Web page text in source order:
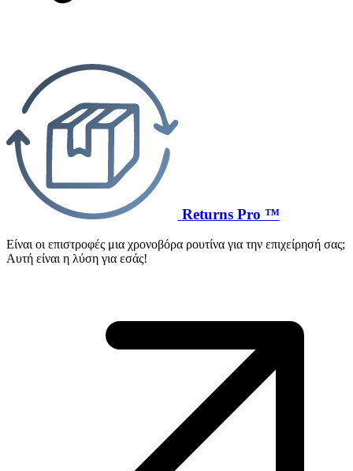
Returns Pro ™
Είναι οι επιστροφές μια χρονοβόρα ρουτίνα για την επιχείρησή σας;
Αυτή είναι η λύση για εσάς!